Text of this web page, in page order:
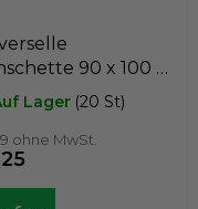
90 x 100 x
090/13 PU, Kastas
Lager (20 St)
ohne MwSt.